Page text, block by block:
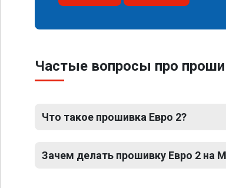
Частые вопросы про
Что такое прошивка Евро 2?
Зачем делать прошивку Евро 2 на